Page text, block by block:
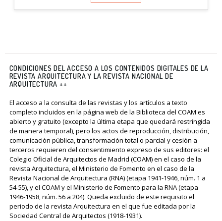
CONDICIONES DEL ACCESO A LOS CONTENIDOS DIGITALES DE LA
REVISTA ARQUITECTURA Y LA REVISTA NACIONAL DE
ARQUITECTURA ++
El acceso a la consulta de las revistas y los artículos a texto
completo incluidos en la página web de la Biblioteca del COAM es
abierto y gratuito (excepto la última etapa que quedará restringida
de manera temporal), pero los actos de reproducción, distribución,
comunicación pública, transformación total o parcial y cesión a
terceros requieren del consentimiento expreso de sus editores: el
Colegio Oficial de Arquitectos de Madrid (COAM) en el caso de la
revista Arquitectura, el Ministerio de Fomento en el caso de la
Revista Nacional de Arquitectura (RNA) (etapa 1941-1946, núm. 1 a
54-55), y el COAM y el Ministerio de Fomento para la RNA (etapa
1946-1958, núm. 56 a 204). Queda excluido de este requisito el
periodo de la revista Arquitectura en el que fue editada por la
Sociedad Central de Arquitectos (1918-1931).